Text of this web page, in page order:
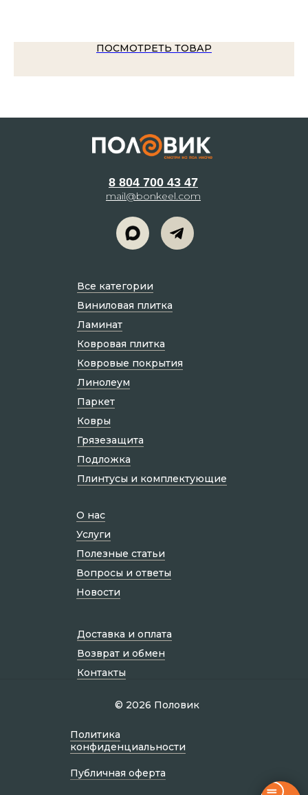
ПОСМОТРЕТЬ ТОВАР
8 804 700 43 47
mail@bonkeel.com
О нас
Услуги
Полезные статьи
Вопросы и ответы
Новости
Доставка и оплата
Возврат и обмен
Контакты
© 2026 Половик
Все категории
Виниловая плитка
Ламинат
Ковровая плитка
Ковровые покрытия
Линолеум
Паркет
Ковры
Грязезащита
Подложка
Плинтусы и комплектующие
Политик а
конфиденциальности
Публичная оферта